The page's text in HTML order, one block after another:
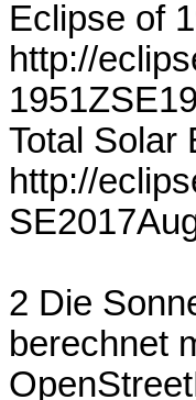
Eclipse of
http://
Total Solar
http://
2 Die
berechnet